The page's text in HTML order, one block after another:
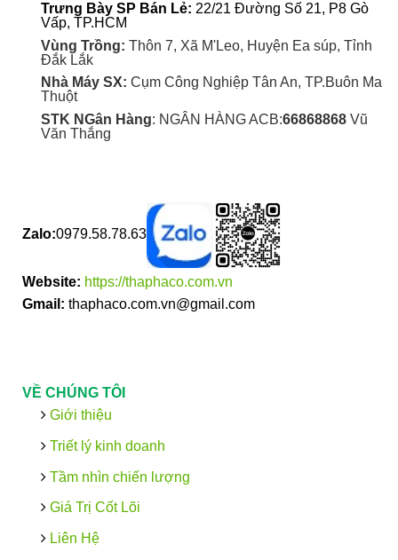
Trưng Bày SP Bán Lẻ: 22/21 Đường Số 21, P8 Gò
Vấp, TP.HCM
Vùng Trồng: Thôn 7, Xã M'Leo, Huyện Ea súp, Tỉnh
Đắk Lắk
Nhà Máy SX: Cụm Công Nghiệp Tân An, TP.Buôn Ma
Thuột
STK NGân Hàng: NGÂN HÀNG ACB:66868868Vũ
Văn Thắng
Zalo:0979.58.78.63
Website: https://thaphaco.com.vn
Gmail: thaphaco.com.vn@gmail.com
VỀ CHÚNG TÔI
Giới thiệu
Triết lý kinh doanh
Tầm nhìn chiến lượng
Giá Trị Cốt Lõi
Liên Hệ